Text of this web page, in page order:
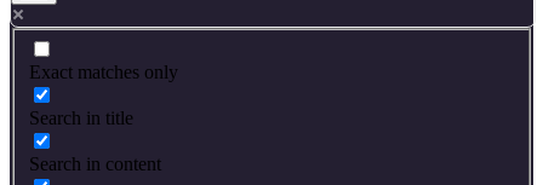
Exact matches only
Search in title
Search in content